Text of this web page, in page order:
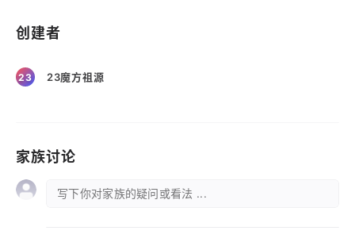
创建者
23 23魔方祖源
家族讨论
写下你对家族的疑问或看法 ...